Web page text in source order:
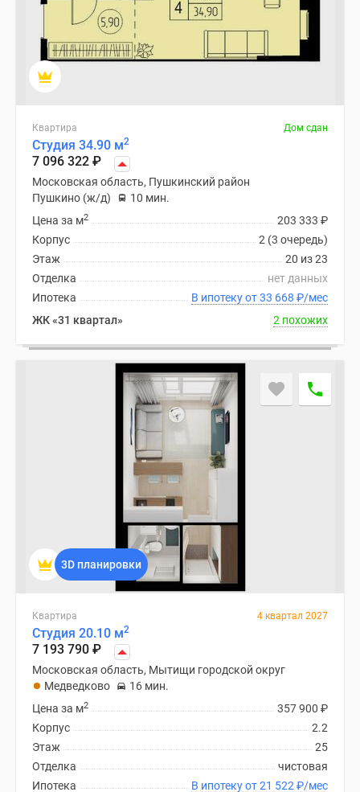
Квартира Дом сдан
Студия 34.90 м2
7 096 322 ₽
Московская область, Пушкинский район
Пушкино (ж/д)
10 мин.
203 333 ₽
Цена за м2
2 (3 очередь)
Корпус
20 из 23
Этаж
нет данных
Отделка
В ипотеку от 33 668 ₽/мес
Ипотека
ЖК «31 квартал»
2 похожих
3D планировки
Квартира 4 квартал 2027
Студия 20.10 м2
7 193 790 ₽
Московская область, Мытищи городской округ
Медведково
16 мин.
357 900 ₽
Цена за м2
2.2
Корпус
25
Этаж
чистовая
Отделка
В ипотеку от 21 522 ₽/мес
Ипотека